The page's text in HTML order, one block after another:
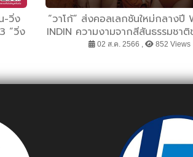
-วิ่ง
“วิ่ง
“วาโก้” ส่งคอลเลกชันใหม่กลางปี
INDIN ความงามจากสีสันธรรมชา
ดึง “โบกี้ ไลอ้อน” เป็นพรีเซ็นเตอ
ตั้งเป้ายอดขาย 200 ล้านบ
02 ส.ค. 2566 , 852 Views